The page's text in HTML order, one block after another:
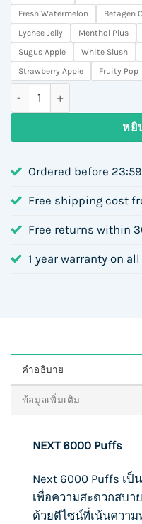
Fresh Watermelon
Betagen
Lychee Jelly
Menthol Plus
Sugus Apple
White Slush
Strawberry Apple
Fruity Pop
จำนวน NEXT 6000 Puffs ชิ้น
หยิ
Ordered before
Free shipping cost
Free returns within
1 year warranty on
คำอธิบาย
ข้อมูลเพิ่มเติม
NEXT 6000 Puffs
Next 6000 Puffs เ
เพื่อความสะดวกสบ
ด้วยดีไซน์ที่เน้นควา